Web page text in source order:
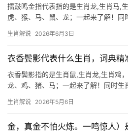
擂鼓鸣金指代表指的是生肖龙,生肖马,
虎、猴、马、鼠、龙；一起来了解！
威，在生肖文化中，生肖虎正是这一意
生肖解说 2026年6月3日
衣香鬓影代表什么生肖，词典精
衣香鬓影指的是生肖鼠,生肖龙,生肖鸡
龙、鸡、猪、马；一起来了解！同时生
玲珑剔透的化身，鼠年出生者天生嗅觉
生肖解说 2026年5月6日
金，真金不怕火炼。一鸣惊人